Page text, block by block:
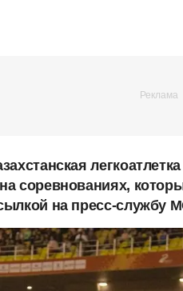
соревнованиях,
на пресс-службу